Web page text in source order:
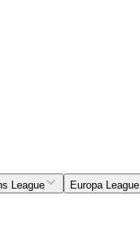
League Europa League